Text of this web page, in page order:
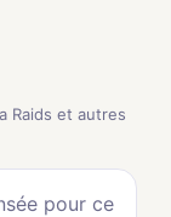
Raids et autres
pour ce